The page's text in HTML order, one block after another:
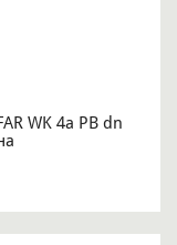
WK 4a PB dn